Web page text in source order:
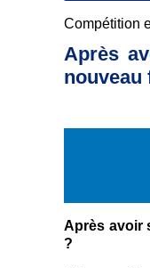
Compétition
Après
nouveau
Après avoir
?